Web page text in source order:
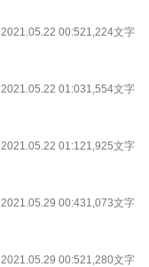
2021.05.22 00:521,224文字
2021.05.22 01:031,554文字
2021.05.22 01:121,925文字
2021.05.29 00:431,073文字
2021.05.29 00:521,280文字